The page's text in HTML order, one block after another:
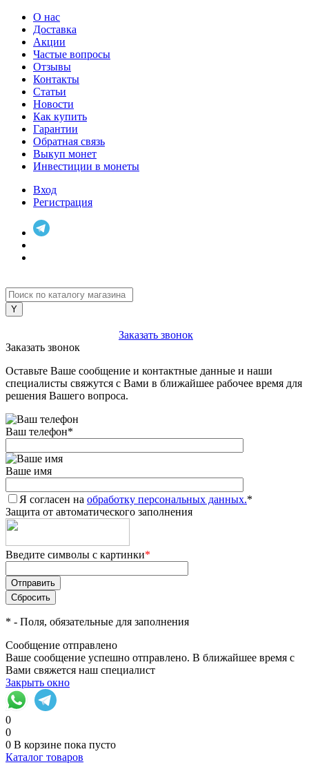
О нас
Доставка
Акции
Частые вопросы
Отзывы
Контакты
Статьи
Новости
Как купить
Гарантии
Обратная связь
Выкуп монет
Инвестиции в монеты
Вход
Регистрация
Заказать звонок
Заказать звонок
Оставьте Ваше сообщение и контактные данные и наши
специалисты свяжутся с Вами в ближайшее рабочее время для
решения Вашего вопроса.
Ваш телефон*
Ваше имя
Я согласен на обработку персональных данных.*
Защита от автоматического заполнения
Введите символы с картинки*
* - Поля, обязательные для заполнения
Сообщение отправлено
Ваше сообщение успешно отправлено. В ближайшее время с
Вами свяжется наш специалист
Закрыть окно
0
0
0 В корзине пока пусто
Каталог товаров